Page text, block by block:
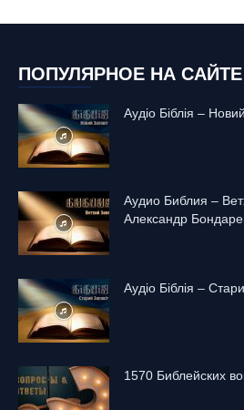
ПОПУЛЯРНОЕ НА САЙТЕ
Аудіо Біблія –
Аудио Библия –
Александр
Аудіо Біблія –
1570 Библейских